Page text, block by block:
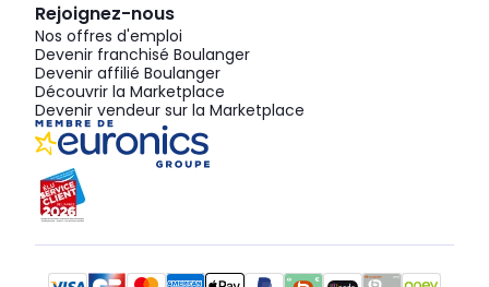
Rejoignez-nous
Nos offres d'emploi
Devenir franchisé Boulanger
Devenir affilié Boulanger
Découvrir la Marketplace
Devenir vendeur sur la Marketplace